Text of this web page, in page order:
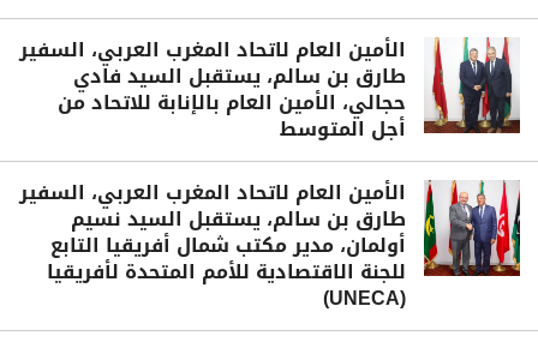
الأمين العام لاتحاد المغرب العربي، السفير
طارق بن سالم، يستقبل السيد فادي
حجالي، الأمين العام بالإنابة للاتحاد من
أجل المتوسط
الأمين العام لاتحاد المغرب العربي، السفير
طارق بن سالم، يستقبل السيد نسيم
أولمان، مدير مكتب شمال أفريقيا التابع
للجنة الاقتصادية للأمم المتحدة لأفريقيا
(UNECA)